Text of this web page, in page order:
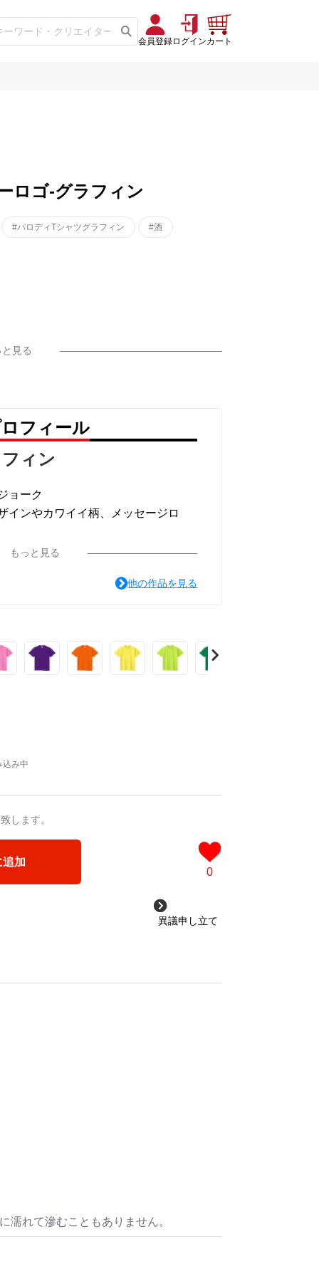
会員登録ログインカート
ロゴ-グラフィン
#パロディTシャツグラフィン #酒
と見る
フィール
ィン
ョーク
インやカワイイ柄、メッセージロ
います。
もっと見る
他の作品を見る
します。
追加
0
異議申し立て
濡れて滲むこともありません。